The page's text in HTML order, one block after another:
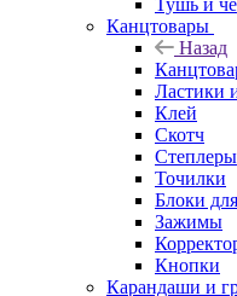
Тушь и
Канцтовары
Назад
Ластики
Клей
Скотч
Степлеры
Точилки
Блоки
Зажимы
Кнопки
Карандаши и